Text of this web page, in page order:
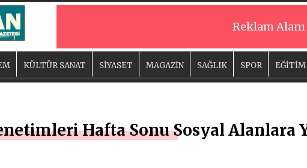
Reklam Alanı
KÜLTÜR SANAT SİYASET MAGAZİN SAĞLIK SPOR EĞİTİM
Hafta Sonu Sosyal Alanlara